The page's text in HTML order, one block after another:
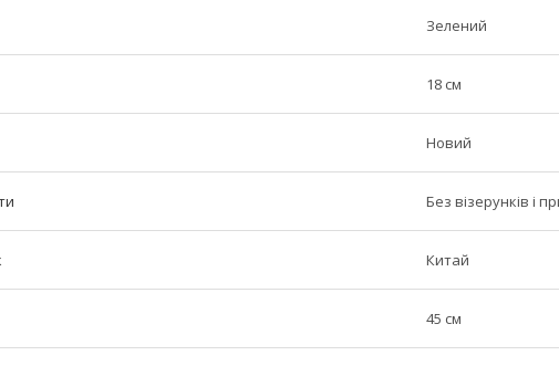
Зелений
18 см
Новий
Без візерунків і
Китай
45 см